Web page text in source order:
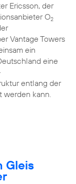
Ericsson, der
O2
Vantage Towers
ein
eine
entlang der
werden kann.
Gleis